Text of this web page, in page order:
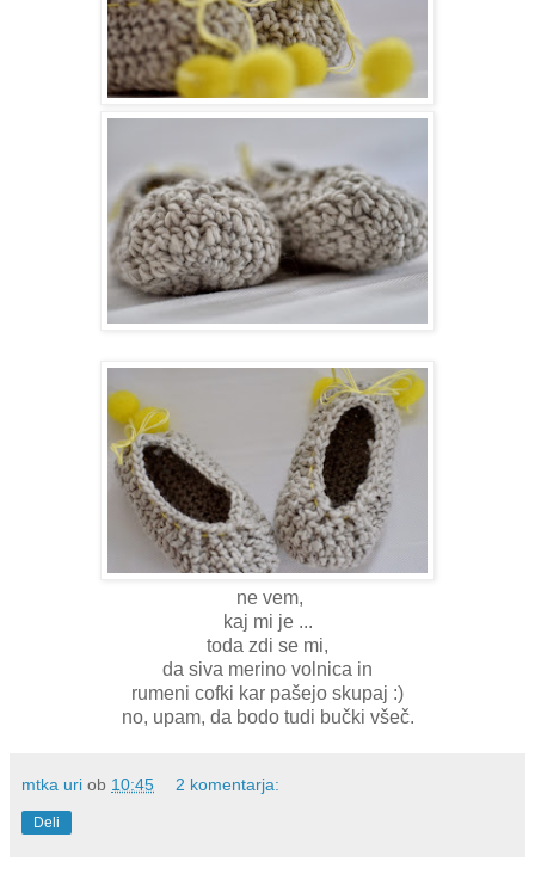
ne vem,
kaj mi je ...
toda zdi se mi,
da siva merino volnica in
rumeni cofki kar pašejo skupaj :)
no, upam, da bodo tudi bučki všeč.
mtka uri ob 10:45 2 komentarja:
Deli